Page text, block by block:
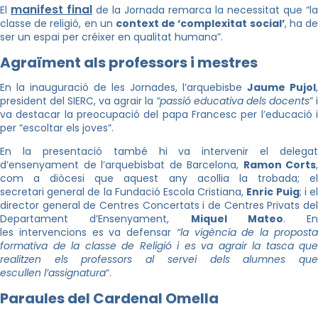
El manifest final de la Jornada remarca la necessitat que “la
classe de religió, en un context de ‘complexitat social’, ha de
ser un espai per créixer en qualitat humana”.
Agraïment als professors i mestres
En la inauguració de les Jornades, l’arquebisbe Jaume Pujol,
president del SIERC, va agrair la “passió educativa dels docents” i
va destacar la preocupació del papa Francesc per l’educació i
per “escoltar els joves”.
En la presentació també hi va intervenir el delegat
d’ensenyament de l’arquebisbat de Barcelona, Ramon Corts,
com a diòcesi que aquest any acollia la trobada; el
secretari general de la Fundació Escola Cristiana, Enric Puig; i el
director general de Centres Concertats i de Centres Privats del
Departament d’Ensenyament, Miquel Mateo. En
les intervencions es va defensar “la vigència de la proposta
formativa de la classe de Religió i es va agrair la tasca que
realitzen els professors al servei dels alumnes que
escullen l’assignatura“.
Paraules del Cardenal Omella